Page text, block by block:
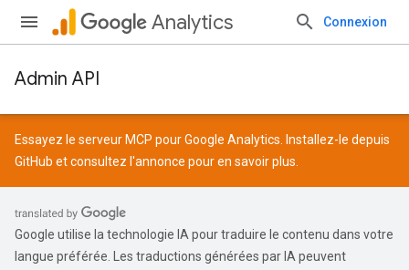
Analytics Connexion
Admin API
Essayez le serveur MCP pour Google Analytics. Installez-le depuis
GitHub et consultez l'annonce pour en savoir plus.
Google utilise la technologie IA pour traduire le contenu dans votre
langue préférée. Les traductions générées par IA peuvent